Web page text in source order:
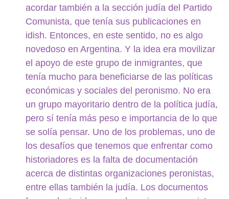
acordar también a la sección judía del Partido
Comunista, que tenía sus publicaciones en
idish. Entonces, en este sentido, no es algo
novedoso en Argentina. Y la idea era movilizar
el apoyo de este grupo de inmigrantes, que
tenía mucho para beneficiarse de las políticas
económicas y sociales del peronismo. No era
un grupo mayoritario dentro de la política judía,
pero sí tenía más peso e importancia de lo que
se solía pensar. Uno de los problemas, uno de
los desafíos que tenemos que enfrentar como
historiadores es la falta de documentación
acerca de distintas organizaciones peronistas,
entre ellas también la judía. Los documentos